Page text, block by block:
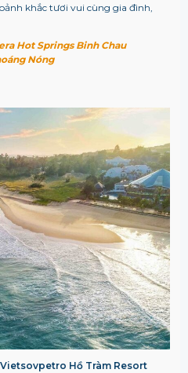
khắc tươi vui cùng gia đình,
Hot Springs Binh Chau
Nóng
Vietsovpetro Hồ Tràm Resort